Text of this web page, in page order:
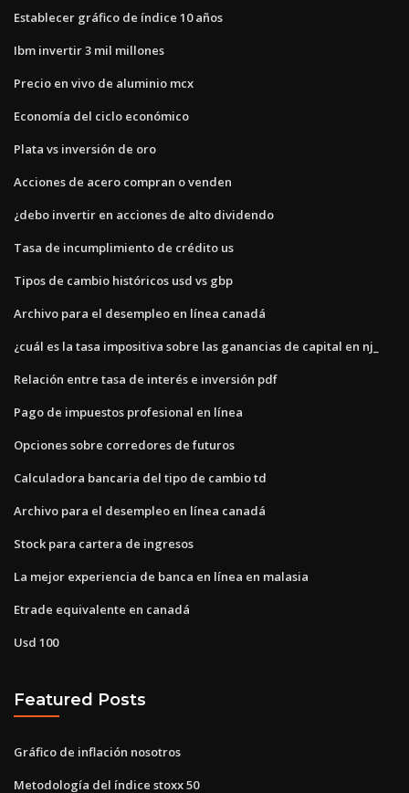
Establecer gráfico de índice 10 años
Ibm invertir 3 mil millones
Precio en vivo de aluminio mcx
Economía del ciclo económico
Plata vs inversión de oro
Acciones de acero compran o venden
¿debo invertir en acciones de alto dividendo
Tasa de incumplimiento de crédito us
Tipos de cambio históricos usd vs gbp
Archivo para el desempleo en línea canadá
¿cuál es la tasa impositiva sobre las ganancias de capital en nj_
Relación entre tasa de interés e inversión pdf
Pago de impuestos profesional en línea
Opciones sobre corredores de futuros
Calculadora bancaria del tipo de cambio td
Archivo para el desempleo en línea canadá
Stock para cartera de ingresos
La mejor experiencia de banca en línea en malasia
Etrade equivalente en canadá
Usd 100
Featured Posts
Gráfico de inflación nosotros
Metodología del índice stoxx 50